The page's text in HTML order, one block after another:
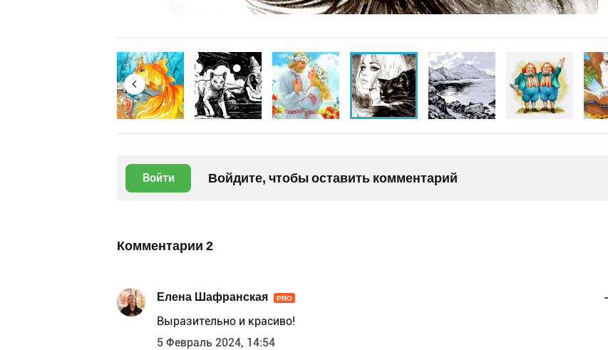
Войти Войдите, чтобы оставить комментарий
Комментарии 2
Елена Шафранская PRO
Выразительно и красиво!
5 Февраль 2024, 14:54